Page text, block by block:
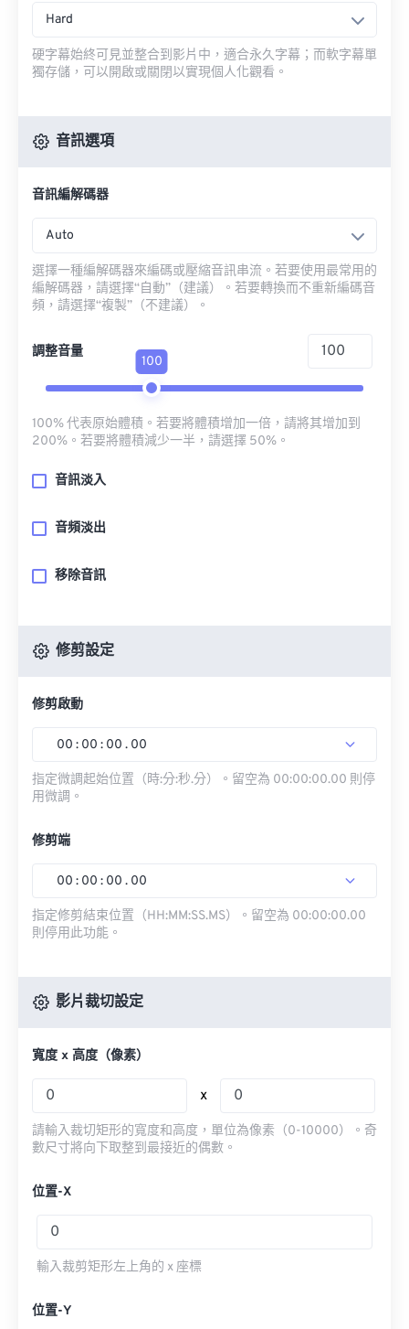
Hard
硬字幕始終可見並整合到影片中，適合永久字幕；而軟字幕單
獨存儲，可以開啟或關閉以實現個人化觀看。
音訊選項
音訊編解碼器
Auto
選擇一種編解碼器來編碼或壓縮音訊串流。若要使用最常用的
編解碼器，請選擇“自動”（建議）。若要轉換而不重新編碼音
頻，請選擇“複製”（不建議）。
調整音量
100
100% 代表原始體積。若要將體積增加一倍，請將其增加到
200%。若要將體積減少一半，請選擇 50%。
音訊淡入
音頻淡出
移除音訊
修剪設定
修剪啟動
00 : 00 : 00 . 00
指定微調起始位置（時:分:秒.分）。留空為 00:00:00.00 則停
用微調。
修剪端
00 : 00 : 00 . 00
指定修剪結束位置（HH:MM:SS.MS）。留空為 00:00:00.00
則停用此功能。
影片裁切設定
寬度 x 高度（像素）
x
請輸入裁切矩形的寬度和高度，單位為像素（0-10000）。奇
數尺寸將向下取整到最接近的偶數。
位置-X
輸入裁剪矩形左上角的 x 座標
位置-Y